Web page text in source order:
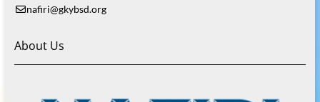
nafiri@gkybsd.org
About Us